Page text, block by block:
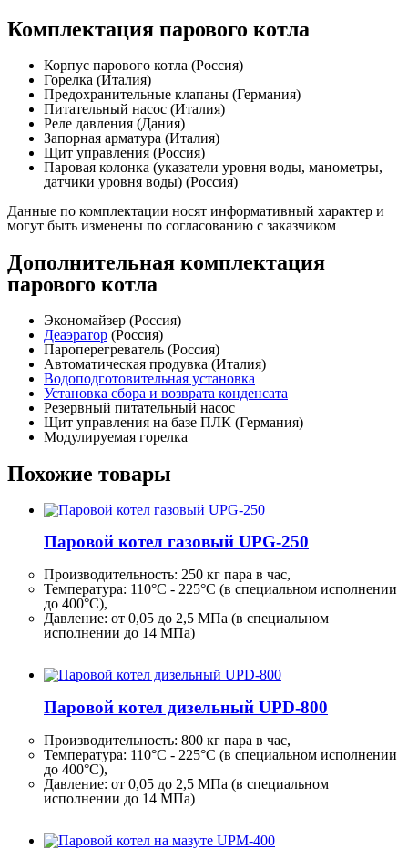
Комплектация парового котла
Корпус парового котла (Россия)
Горелка (Италия)
Предохранительные клапаны (Германия)
Питательный насос (Италия)
Реле давления (Дания)
Запорная арматура (Италия)
Щит управления (Россия)
Паровая колонка (указатели уровня воды, манометры,
датчики уровня воды) (Россия)
Данные по комплектации носят информативный характер и
могут быть изменены по согласованию с заказчиком
Дополнительная комплектация
парового котла
Экономайзер (Россия)
Деаэратор (Россия)
Пароперегреватель (Россия)
Автоматическая продувка (Италия)
Водоподготовительная установка
Установка сбора и возврата конденсата
Резервный питательный насос
Щит управления на базе ПЛК (Германия)
Модулируемая горелка
Похожие товары
Паровой котел газовый UPG-250
Производительность: 250 кг пара в час,
Температура: 110°C - 225°C (в специальном исполнении
до 400°C),
Давление: от 0,05 до 2,5 МПа (в специальном
исполнении до 14 МПа)
Паровой котел дизельный UPD-800
Производительность: 800 кг пара в час,
Температура: 110°C - 225°C (в специальном исполнении
до 400°C),
Давление: от 0,05 до 2,5 МПа (в специальном
исполнении до 14 МПа)